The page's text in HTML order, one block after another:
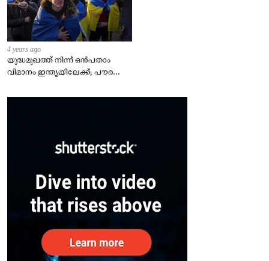
4 years ago
യുദ്ധമുഖത്ത് നിന്ന് ഒൻപതാം
വിമാനം ഇന്ത്യയിലേക്ക്; പൗരന്മാർ
– കേന്ദ്രം